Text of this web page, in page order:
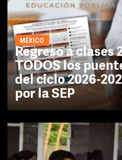
MÉXICO
Regreso a clases
TODOS los
del ciclo 2026-
por la SEP